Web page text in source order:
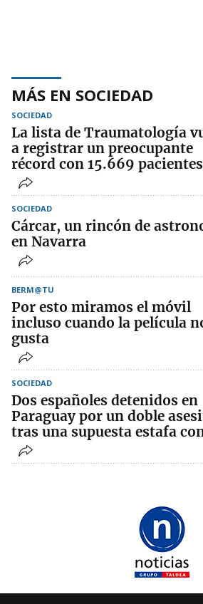
MÁS EN SOCIEDAD
SOCIEDAD
La lista de Traumatología
a registrar un preocupante
récord con 15.669 pacientes
SOCIEDAD
Cárcar, un rincón de
en Navarra
BERM@TU
Por esto miramos el móvil
incluso cuando la película
gusta
SOCIEDAD
Dos españoles detenidos en
Paraguay por un doble
tras una supuesta estafa